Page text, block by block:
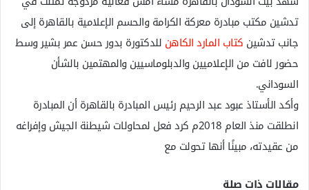
تدشين مكتب مبادرة معركة الكرامة والحسم الإعلامية بالقاهرة إلى
جانب تدشين كتاب المارد الكاهن للدكتورة بدور حسن عمر بشير وسط
حضور لافت من الإعلاميين والدبلوماسيين والمهتمين بالشأن
السوداني.
وأكد الأستاذ عبود عبد الرحيم رئيس المبادرة بالقاهرة أن المبادرة
انطلقت منذ العام 2018م كرد فعل لمحاولات شيطنة الجيش وإفراغه
من عقيدته، مبينًا أنها تحولت مع
مقالات ذات صلة